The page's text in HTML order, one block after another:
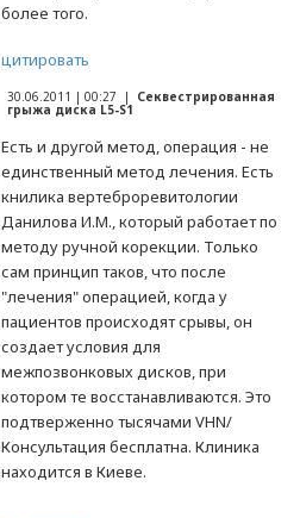
более того.
цитировать
30.06.2011 | 00:27 | Секвестрированная
грыжа диска L5-S1
Есть и другой метод, операция - не
единственный метод лечения. Есть
книлика вертеброревитологии
Данилова И.М., который работает по
методу ручной корекции. Только
сам принцип таков, что после
"лечения" операцией, когда у
пациентов происходят срывы, он
создает условия для
межпозвонковых дисков, при
котором те восстанавливаются. Это
подтверженно тысячами VHN/
Консультация бесплатна. Клиника
находится в Киеве.